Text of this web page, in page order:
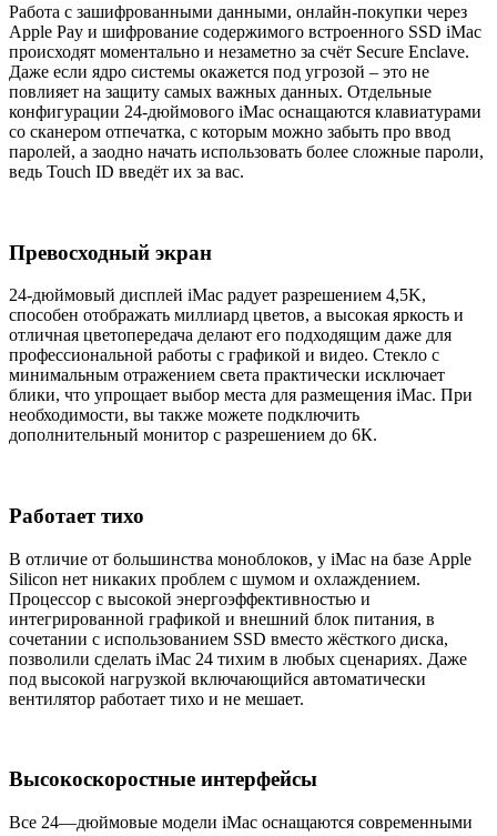
Работа с зашифрованными данными, онлайн-покупки через
Apple Pay и шифрование содержимого встроенного SSD iMac
происходят моментально и незаметно за счёт Secure Enclave.
Даже если ядро системы окажется под угрозой – это не
повлияет на защиту самых важных данных. Отдельные
конфигурации 24-дюймового iMac оснащаются клавиатурами
со сканером отпечатка, с которым можно забыть про ввод
паролей, а заодно начать использовать более сложные пароли,
ведь Touch ID введёт их за вас.
Превосходный экран
24-дюймовый дисплей iMac радует разрешением 4,5K,
способен отображать миллиард цветов, а высокая яркость и
отличная цветопередача делают его подходящим даже для
профессиональной работы с графикой и видео. Стекло с
минимальным отражением света практически исключает
блики, что упрощает выбор места для размещения iMac. При
необходимости, вы также можете подключить
дополнительный монитор с разрешением до 6К.
Работает тихо
В отличие от большинства моноблоков, у iMac на базе Apple
Silicon нет никаких проблем с шумом и охлаждением.
Процессор с высокой энергоэффективностью и
интегрированной графикой и внешний блок питания, в
сочетании с использованием SSD вместо жёсткого диска,
позволили сделать iMac 24 тихим в любых сценариях. Даже
под высокой нагрузкой включающийся автоматически
вентилятор работает тихо и не мешает.
Высокоскоростные интерфейсы
Все 24—дюймовые модели iMac оснащаются современными